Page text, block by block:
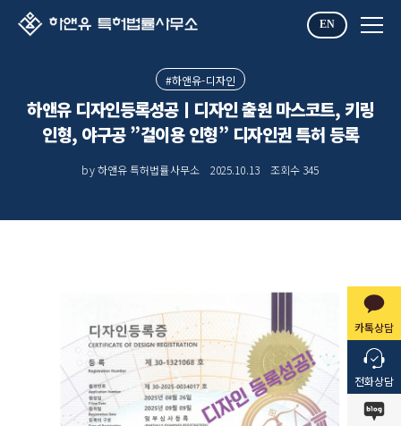
EN
카톡상담
전화상담
#하앤유-디자인
하앤유 디자인등록성공ㅣ디자인 출원 마스코트, 키링
인형, 야구공 ”걸이용 인형” 디자인권 특허 등록
by 하앤유 특허법률사무소 2025.10.13 조회수 345